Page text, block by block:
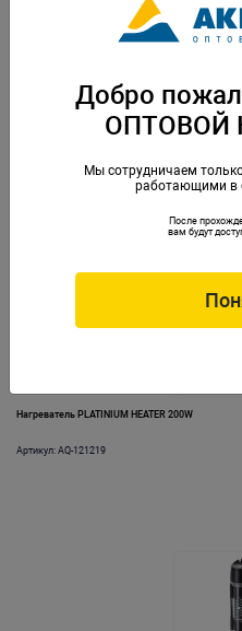
Нагреватель PLATINIUM HEATER 150W
Нагреватель PLATINIUM HEATER 200W
Артикул: AQ-121219
Добро
ОПТОВОЙ
Мы сотрудничаем
работающими в
После
вам будут